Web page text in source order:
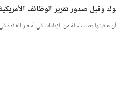
وقبل صدور تقرير الوظائف
بعد سلسلة من الزيادات في أسعار الفائدة